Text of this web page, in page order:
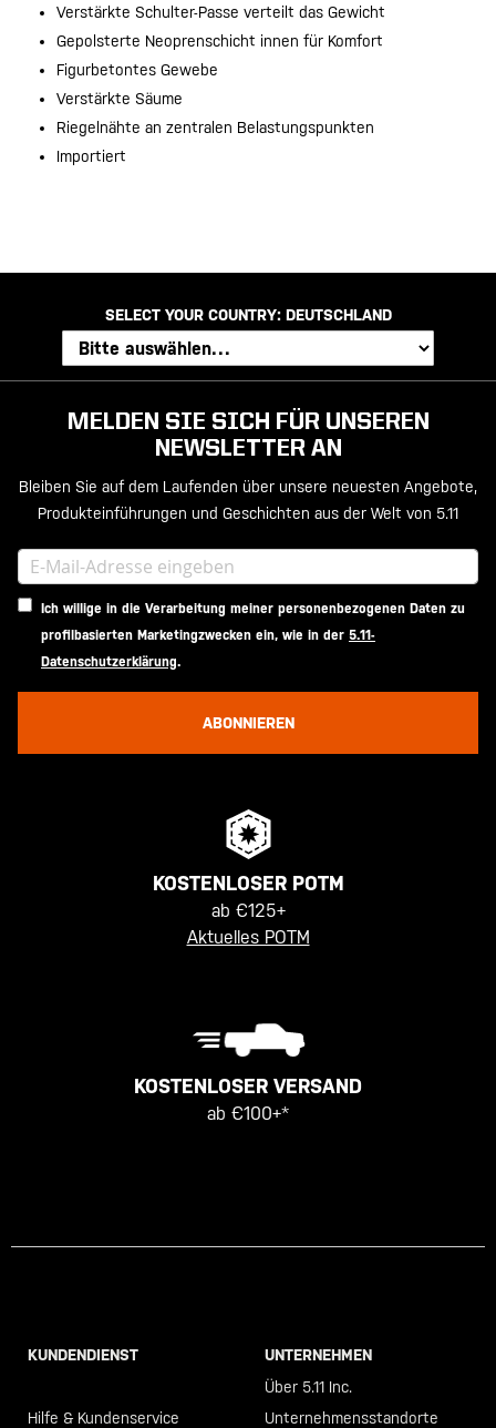
Verstärkte Schulter-Passe verteilt das Gewicht
Gepolsterte Neoprenschicht innen für Komfort
Figurbetontes Gewebe
Verstärkte Säume
Riegelnähte an zentralen Belastungspunkten
Importiert
SELECT YOUR COUNTRY: DEUTSCHLAND
MELDEN SIE SICH FÜR UNSEREN
NEWSLETTER AN
Bleiben Sie auf dem Laufenden über unsere neuesten Angebote,
Produkteinführungen und Geschichten aus der Welt von 5.11
Ich willige in die Verarbeitung meiner personenbezogenen Daten zu
profilbasierten Marketingzwecken ein, wie in der 5.11-
Datenschutzerklärung.
ABONNIEREN
KOSTENLOSER POTM
ab €125+
Aktuelles POTM
KOSTENLOSER VERSAND
ab €100+*
KUNDENDIENST
Hilfe & Kundenservice
UNTERNEHMEN
Über 5.11 Inc.
Unternehmensstandorte